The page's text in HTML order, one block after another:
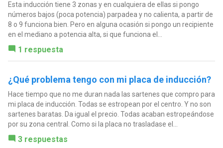
Esta inducción tiene 3 zonas y en cualquiera de ellas si pongo
números bajos (poca potencia) parpadea y no calienta, a partir de
8 o 9 funciona bien. Pero en alguna ocasión si pongo un recipiente
en el mediano a potencia alta, si que funciona el...
1 respuesta
¿Qué problema tengo con mi placa de inducción?
Hace tiempo que no me duran nada las sartenes que compro para
mi placa de inducción. Todas se estropean por el centro. Y no son
sartenes baratas. Da igual el precio. Todas acaban estropeándose
por su zona central. Como si la placa no trasladase el...
3 respuestas